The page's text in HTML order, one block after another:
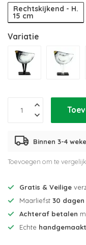
Rechtskijkend - H.
15 cm
Variatie
Binnen 3-4
Toevoegen om te
Gratis & Veilige
Maarliefst 30 dagen
Achteraf betalen
Echte